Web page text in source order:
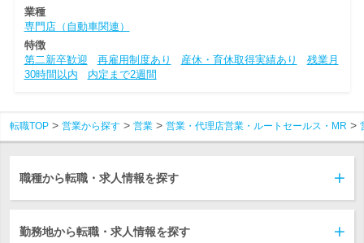
業種
専門店（自動車関連）
特徴
第二新卒歓迎
再雇用制度あり 産休・育休取得実績あり
残業月
30時間以内
内定まで2週間
転職TOP 営業から探す 営業 営業・代理店営業・ルートセールス・MR
職種から転職・求人情報を探す
勤務地から転職・求人情報を探す